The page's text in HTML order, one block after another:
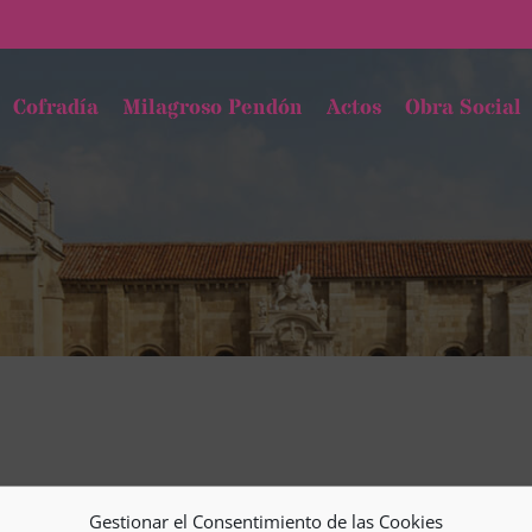
Gestionar el Consentimiento de las Cookies
Cofradía Milagroso Pendón Actos Obra Social